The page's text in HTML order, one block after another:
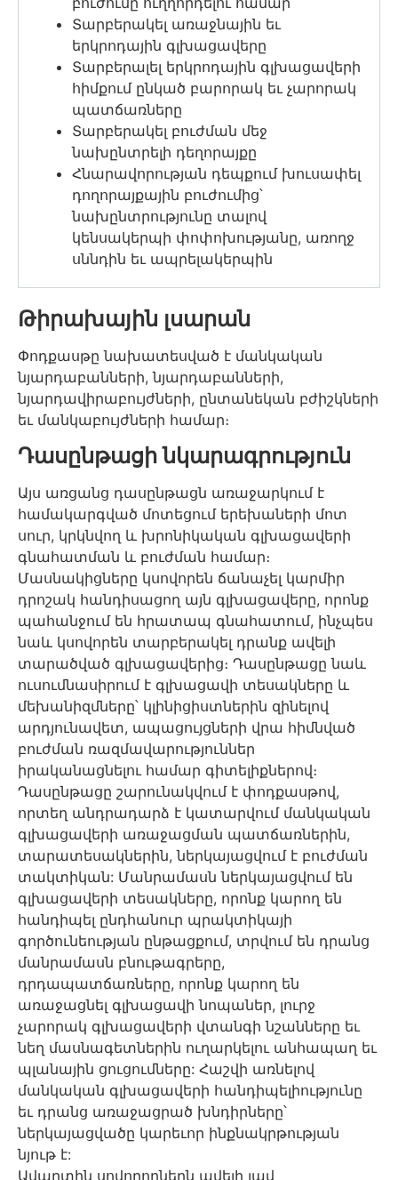
Տարբերակել առաջնային եւ
երկրոդային գլխացավերը
Տարբերալել երկրոդային գլխացավերի
հիմքում ընկած բարորակ եւ չարորակ
պատճառները
Տարբերակել բուժման մեջ
նախընտրելի դեղորայքը
Հնարավորության դեպքում խուսափել
դողորայքային բուժումից՝
նախընտրությունը տալով
կենսակերպի փոփոխությանը, առողջ
սննդին եւ ապրելակերպին
Թիրախային լսարան
Փոդքասթը նախատեսված է մանկական
նյարդաբանների, նյարդաբանների,
նյարդավիրաբույժների, ընտանեկան բժիշկների
եւ մանկաբույժների համար։
Դասընթացի նկարագրություն
Այս առցանց դասընթացն առաջարկում է
համակարգված մոտեցում երեխաների մոտ
սուր, կրկնվող և խրոնիկական գլխացավերի
գնահատման և բուժման համար։
Մասնակիցները կսովորեն ճանաչել կարմիր
դրոշակ հանդիսացող այն գլխացավերը, որոնք
պահանջում են հրատապ գնահատում, ինչպես
նաև կսովորեն տարբերակել դրանք ավելի
տարածված գլխացավերից։ Դասընթացը նաև
ուսումնասիրում է գլխացավի տեսակները և
մեխանիզմները՝ կլինիցիստներին զինելով
արդյունավետ, ապացույցների վրա հիմնված
բուժման ռազմավարություններ
իրականացնելու համար գիտելիքներով։
Դասընթացը շարունակվում է փոդքասթով,
որտեղ անդրադարձ է կատարվում մանկական
գլխացավերի առաջացման պատճառներին,
տարատեսակներին, ներկայացվում է բուժման
տակտիկան: Մանրամասն ներկայացվում են
գլխացավերի տեսակները, որոնք կարող են
հանդիպել ընդհանուր պրակտիկայի
գործունեության ընթացքում, տրվում են դրանց
մանրամասն բնութագրերը,
դրդապատճառները, որոնք կարող են
առաջացնել գլխացավի նոպաներ, լուրջ
չարորակ գլխացավերի վտանգի նշանները եւ
նեղ մասնագետներին ուղարկելու անհապաղ եւ
պլանային ցուցումները: Հաշվի առնելով
մանկական գլխացավերի հանդիպելիությունը
եւ դրանց առաջացրած խնդիրները՝
ներկայացվածը կարեւոր ինքնակրթության
նյութ է:
Ավարտին սովորողներն ավելի լավ